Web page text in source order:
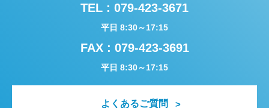
TEL : 079-423-3671
平日 8:30～17:15
FAX : 079-423-3691
平日 8:30～17:15
よくあるご質問